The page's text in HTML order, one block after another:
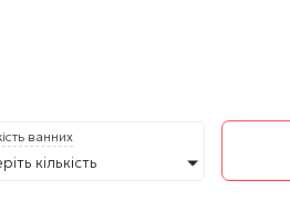
ванних
кількість